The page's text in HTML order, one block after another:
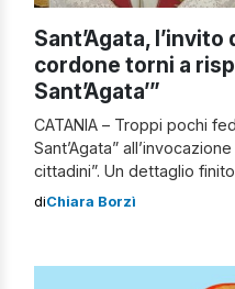
Sant’Agata, l’invito
cordone torni a
Sant’Agata’”
CATANIA – Troppi pochi
Sant’Agata”
cittadini”. Un dettaglio
catanese che ora a tutte
“Da questo punto di vista,
diChiara Borzì